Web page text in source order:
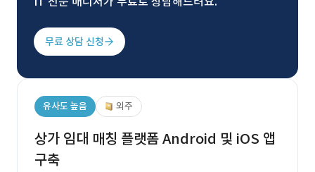
무료 상담 신청
유사도 높음 외주
상가 임대 매칭 플랫폼 Android 및 iOS 앱
구축